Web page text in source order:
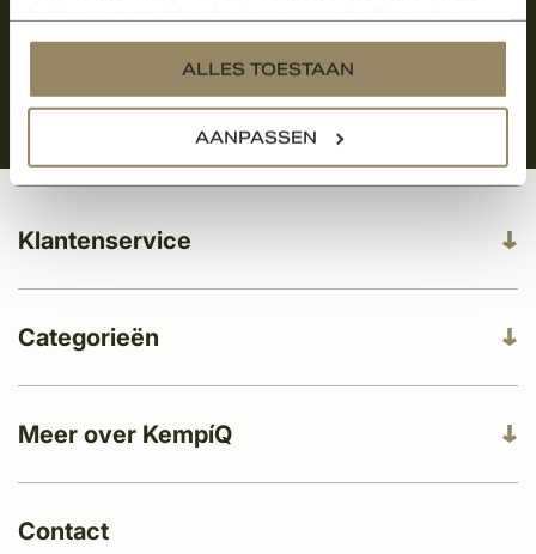
services.
ALLES TOESTAAN
AANPASSEN
Meer over KempíQ
Klantenservice
Categorieën
Contact